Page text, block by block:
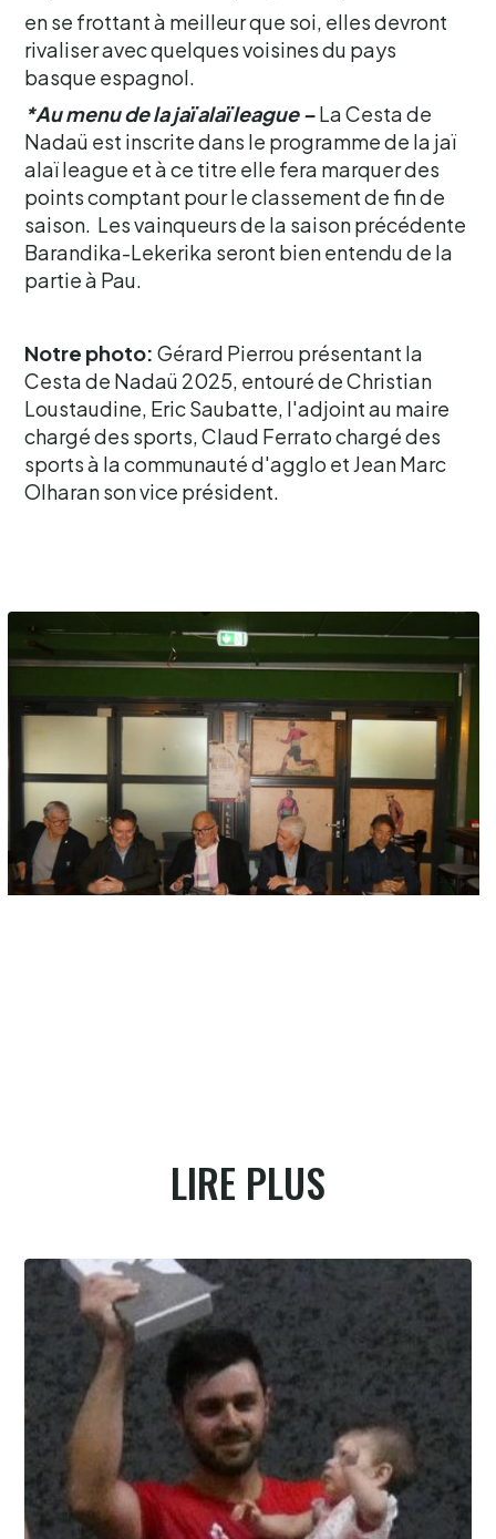
en se frottant à meilleur que soi, elles devront
rivaliser avec quelques voisines du pays
basque espagnol.
*Au menu de la jaï alaï league –La Cesta de
Nadaü est inscrite dans le programme de la jaï
alaï league et à ce titre elle fera marquer des
points comptant pour le classement de fin de
saison. Les vainqueurs de la saison précédente
Barandika-Lekerika seront bien entendu de la
partie à Pau.
Notre photo: Gérard Pierrou présentant la
Cesta de Nadaü 2025, entouré de Christian
Loustaudine, Eric Saubatte, l'adjoint au maire
chargé des sports, Claud Ferrato chargé des
sports à la communauté d'agglo et Jean Marc
Olharan son vice président.
LIRE PLUS